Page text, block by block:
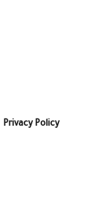
Privacy Policy